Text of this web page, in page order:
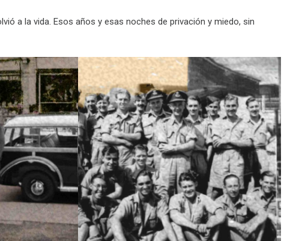
a la vida. Esos años y esas noches de privación y miedo, sin